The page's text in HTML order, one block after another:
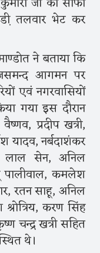
तलवार भेट कर
ने बताया कि
आगमन पर
एवं नगरवासियों
गया इस दौरान
प्रदीप खत्री,
यादव, नर्बदाशंकर
लाल सेन, अनिल
पालीवाल, कमलेश
रतन साहू, अनिल
करण सिंह
चन्द्र खत्री सहित
थे।